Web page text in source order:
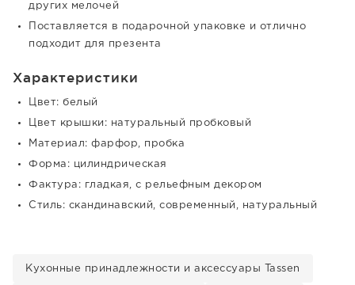
других мелочей
Поставляется в подарочной упаковке и отлично
подходит для презента
Характеристики
Цвет: белый
Цвет крышки: натуральный пробковый
Материал: фарфор, пробка
Форма: цилиндрическая
Фактура: гладкая, с рельефным декором
Стиль: скандинавский, современный, натуральный
Кухонные принадлежности и аксессуары Tassen